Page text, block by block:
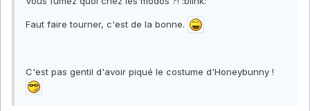
Faut faire tourner, c'est de la bonne.
C'est pas gentil d'avoir piqué le costume d'Honeybunny !